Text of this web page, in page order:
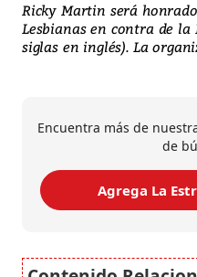
Ricky Martin será
Lesbianas en contra de la
siglas en inglés). La
Encuentra más de
de
Agrega La